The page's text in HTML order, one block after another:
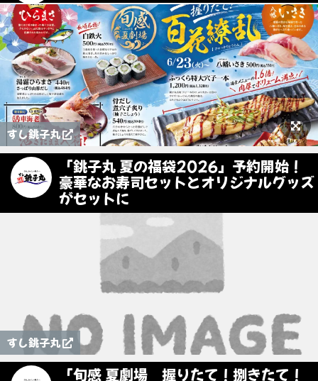
すし銚子丸
「銚子丸 夏の福袋2026」予約開始！
豪華なお寿司セットとオリジナルグッズ
がセットに
すし銚子丸
「旬感 夏劇場 握りたて！捌きたて！